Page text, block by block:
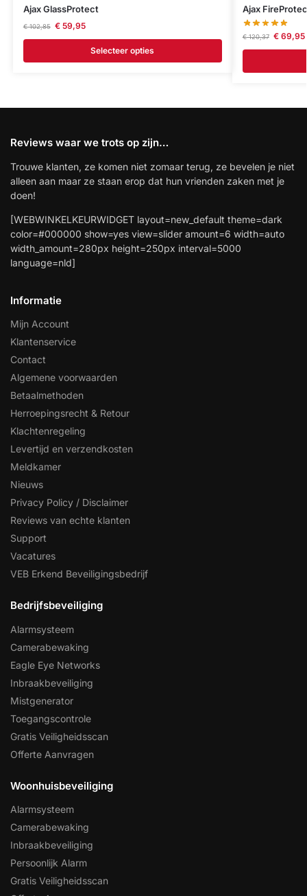
Ajax GlassProtect
€102,85 €59,95
Selecteer opties
Ajax
€120,37 €69,95
Reviews waar we trots op zijn…
Trouwe klanten, ze komen niet zomaar terug, ze bevelen je niet
alleen aan maar ze staan erop dat hun vrienden zaken met je
doen!
[WEBWINKELKEURWIDGET layout=new_default theme=dark
color=#000000 show=yes view=slider amount=6 width=auto
width_amount=280px height=250px interval=5000
language=nld]
Informatie
Mijn Account
Klantenservice
Contact
Algemene voorwaarden
Betaalmethoden
Herroepingsrecht & Retour
Klachtenregeling
Levertijd en verzendkosten
Meldkamer
Nieuws
Privacy Policy / Disclaimer
Reviews van echte klanten
Support
Vacatures
VEB Erkend Beveiligingsbedrijf
Bedrijfsbeveiliging
Alarmsysteem
Camerabewaking
Eagle Eye Networks
Inbraakbeveiliging
Mistgenerator
Toegangscontrole
Gratis Veiligheidsscan
Offerte Aanvragen
Woonhuisbeveiliging
Alarmsysteem
Camerabewaking
Inbraakbeveiliging
Persoonlijk Alarm
Gratis Veiligheidsscan